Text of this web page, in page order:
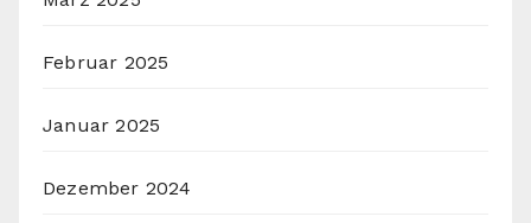
Februar 2025
Januar 2025
Dezember 2024